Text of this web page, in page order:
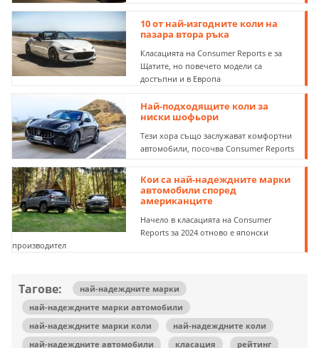
10 от най-изгодните коли на
пазара втора ръка
Класацията на Consumer Reports е за
Щатите, но повечето модели са
достъпни и в Европа
Най-подходящите коли за
ниски шофьори
Тези хора също заслужават комфортни
автомобили, посочва Consumer Reports
Кои са най-надеждните марки
автомобили според
американците
Начело в класацията на Consumer
Reports за 2024 отново е японски
производител
Тагове:
най-надеждните марки
най-надеждните марки автомобили
най-надеждните марки коли
най-надеждните коли
най-надеждните автомобили
класация рейтинг